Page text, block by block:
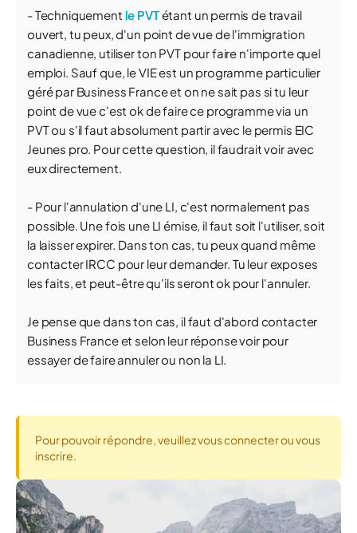
- Techniquement le PVTétant un permis de travail
ouvert, tu peux, d'un point de vue de l'immigration
canadienne, utiliser ton PVT pour faire n'importe quel
emploi. Sauf que, le VIE est un programme particulier
géré par Business France et on ne sait pas si tu leur
point de vue c'est ok de faire ce programme via un
PVT ou s'il faut absolument partir avec le permis EIC
Jeunes pro. Pour cette question, il faudrait voir avec
eux directement.
- Pour l'annulation d'une LI, c'est normalement pas
possible. Une fois une LI émise, il faut soit l'utiliser, soit
la laisser expirer. Dans ton cas, tu peux quand même
contacter IRCC pour leur demander. Tu leur exposes
les faits, et peut-être qu'ils seront ok pour l'annuler.
Je pense que dans ton cas, il faut d'abord contacter
Business France et selon leur réponse voir pour
essayer de faire annuler ou non la LI.
Pour pouvoir répondre, veuillez vous connecter ou vous
inscrire.